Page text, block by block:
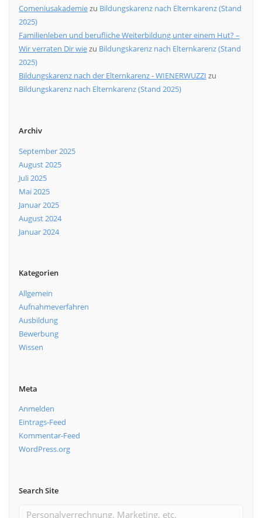
Comeniusakademiezu Bildungskarenz nach Elternkarenz (Stand
2025)
Familienleben und berufliche Weiterbildung unter einem Hut? –
Wir verraten Dir wiezu Bildungskarenz nach Elternkarenz (Stand
2025)
Bildungskarenz nach der Elternkarenz - WIENERWUZZI zu
Bildungskarenz nach Elternkarenz (Stand 2025)
Archiv
September 2025
August 2025
Juli 2025
Mai 2025
Januar 2025
August 2024
Januar 2024
Kategorien
Allgemein
Aufnahmeverfahren
Ausbildung
Bewerbung
Wissen
Meta
Anmelden
Eintrags-Feed
Kommentar-Feed
WordPress.org
Search Site